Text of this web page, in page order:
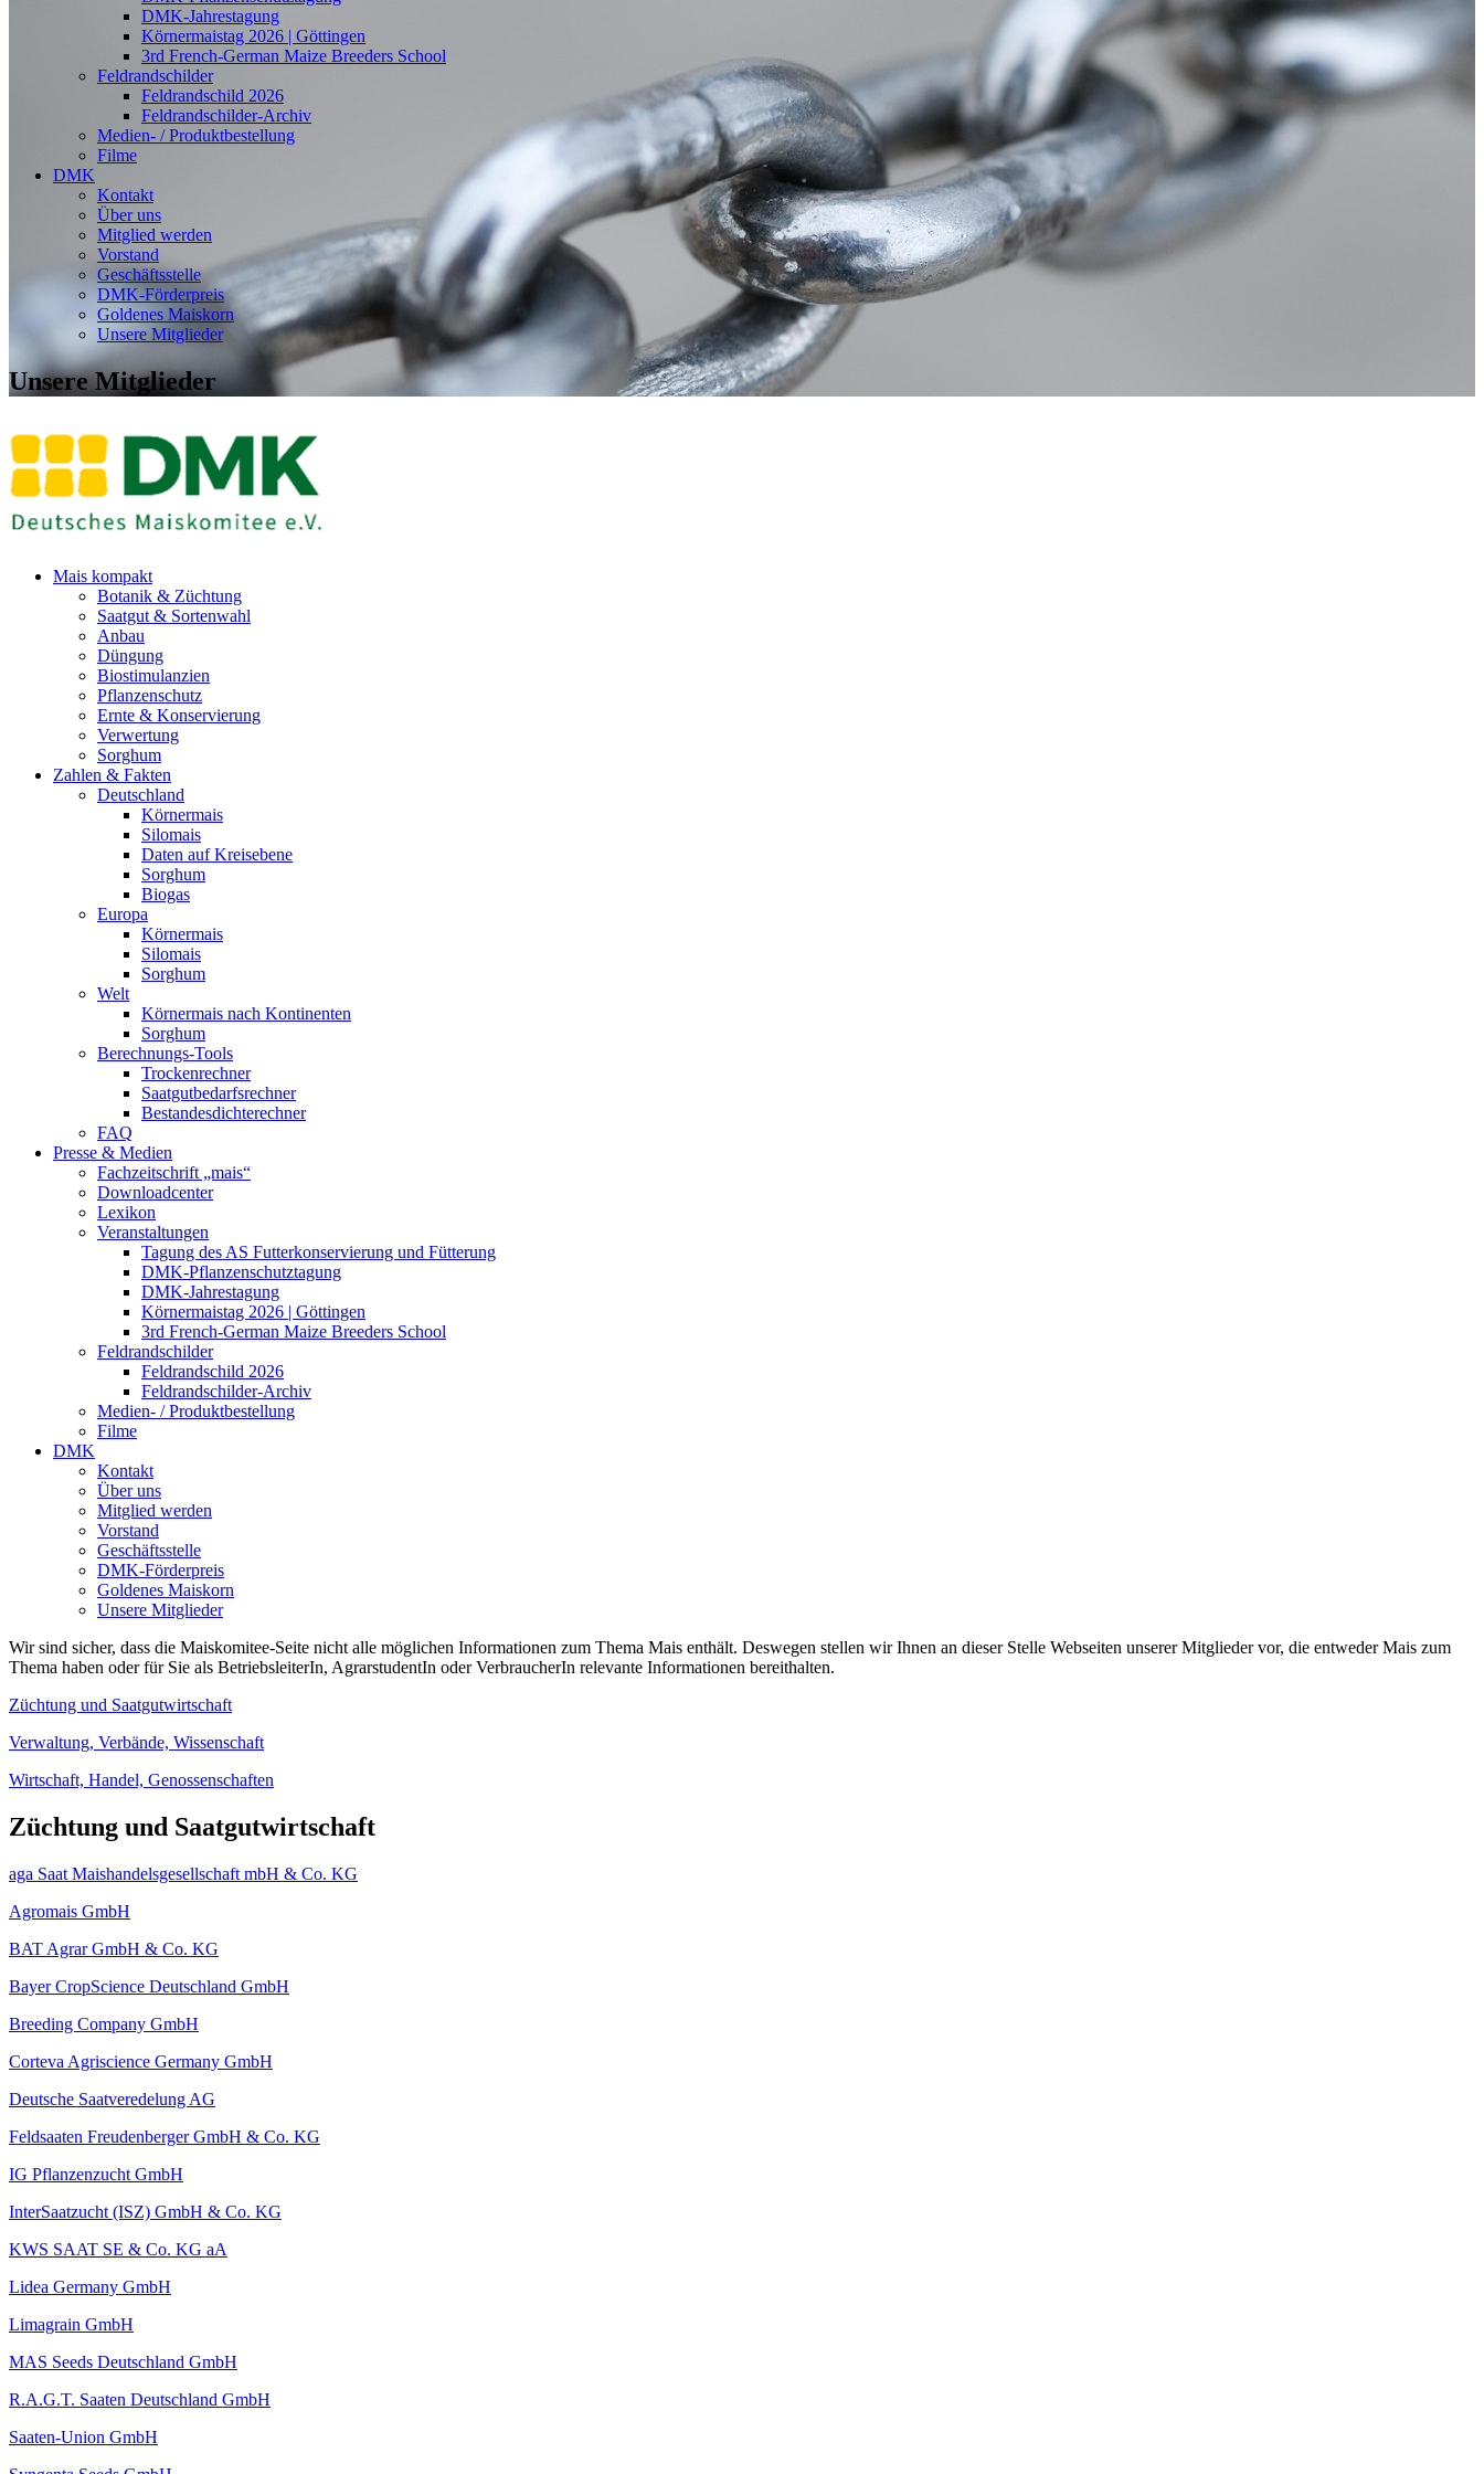
DMK-Jahrestagung
Körnermaistag 2026 | Göttingen
3rd French-German Maize Breeders School
Feldrandschilder
Feldrandschild 2026
Feldrandschilder-Archiv
Medien- / Produktbestellung
Filme
DMK
Kontakt
Über uns
Mitglied werden
Vorstand
Geschäftsstelle
DMK-Förderpreis
Goldenes Maiskorn
Unsere Mitglieder
Unsere Mitglieder
Mais kompakt
Botanik & Züchtung
Saatgut & Sortenwahl
Anbau
Düngung
Biostimulanzien
Pflanzenschutz
Ernte & Konservierung
Verwertung
Sorghum
Zahlen & Fakten
Deutschland
Körnermais
Silomais
Daten auf Kreisebene
Sorghum
Biogas
Europa
Körnermais
Silomais
Sorghum
Welt
Körnermais nach Kontinenten
Sorghum
Berechnungs-Tools
Trockenrechner
Saatgutbedarfsrechner
Bestandesdichterechner
FAQ
Presse & Medien
Fachzeitschrift „mais“
Downloadcenter
Lexikon
Veranstaltungen
Tagung des AS Futterkonservierung und Fütterung
DMK-Pflanzenschutztagung
DMK-Jahrestagung
Körnermaistag 2026 | Göttingen
3rd French-German Maize Breeders School
Feldrandschilder
Feldrandschild 2026
Feldrandschilder-Archiv
Medien- / Produktbestellung
Filme
DMK
Kontakt
Über uns
Mitglied werden
Vorstand
Geschäftsstelle
DMK-Förderpreis
Goldenes Maiskorn
Unsere Mitglieder
Wir sind sicher, dass die Maiskomitee-Seite nicht alle möglichen Informationen zum Thema Mais enthält. Deswegen stellen wir Ihnen an dieser Stelle Webseiten unserer Mitglieder vor, die entweder Mais zum
Thema haben oder für Sie als BetriebsleiterIn, AgrarstudentIn oder VerbraucherIn relevante Informationen bereithalten.
Züchtung und Saatgutwirtschaft
Verwaltung, Verbände, Wissenschaft
Wirtschaft, Handel, Genossenschaften
Züchtung und Saatgutwirtschaft
aga Saat Maishandelsgesellschaft mbH & Co. KG
Agromais GmbH
BAT Agrar GmbH & Co. KG
Bayer CropScience Deutschland GmbH
Breeding Company GmbH
Corteva Agriscience Germany GmbH
Deutsche Saatveredelung AG
Feldsaaten Freudenberger GmbH & Co. KG
IG Pflanzenzucht GmbH
InterSaatzucht (ISZ) GmbH & Co. KG
KWS SAAT SE & Co. KG aA
Lidea Germany GmbH
Limagrain GmbH
MAS Seeds Deutschland GmbH
R.A.G.T. Saaten Deutschland GmbH
Saaten-Union GmbH